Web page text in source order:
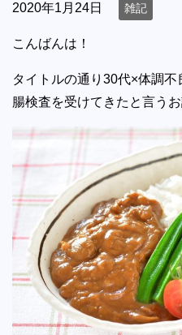
2020年1月24日 雑記
こんばんは！
タイトルの通り30代×体調
腸検査を受けてきたと言うお